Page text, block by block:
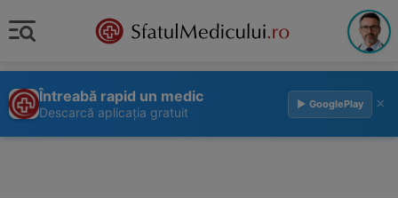
Întreabă rapid un medic
Descarcă aplicația gratuit
▶ GooglePlay ×